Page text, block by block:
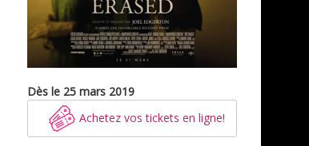
Dès le 25 mars 2019
Achetez vos tickets en ligne!